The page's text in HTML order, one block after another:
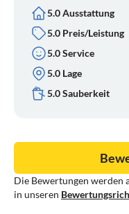
5.0 Ausstattung
5.0 Preis/Leistung
5.0 Service
5.0 Lage
5.0 Sauberkeit
Die Bewertungen werden
in unseren